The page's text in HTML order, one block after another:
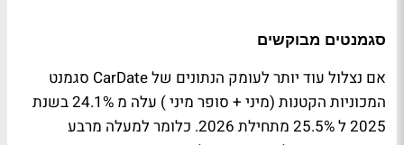
סגמנטים מבוקשים
אם נצלול עוד יותר לעומק הנתונים שלCarDate סגמנט
המכוניות הקטנות (מיני + סופר מיני ) עלה מ 24.1% בשנת
2025 ל 25.5% מתחילת 2026. כלומר למעלה מרבע